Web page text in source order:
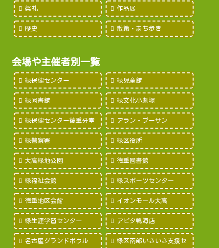
祭礼 作品展
歴史 散策・まち歩き
会場や主催者別一覧
緑保健センター 緑児童館
緑図書館 緑文化小劇場
緑保健センター徳重分室 アラン・プーサン
緑警察署 緑区役所
大高緑地公園 徳重図書館
緑福祉会館 緑スポーツセンター
徳重地区会館 イオンモール大高
緑生涯学習センター アピタ鳴海店
名古屋グランドボウル
緑区南部いきいき支援セ